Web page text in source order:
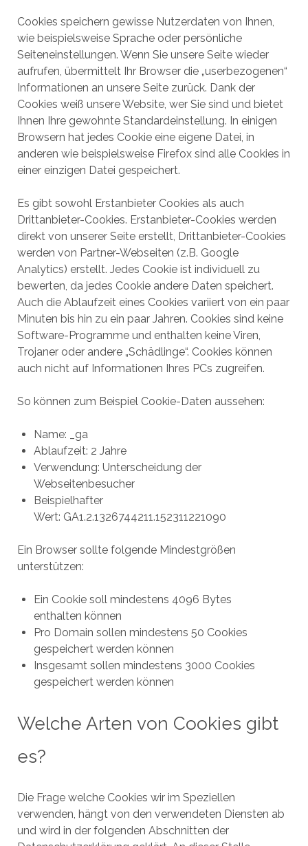
Cookies speichern gewisse Nutzerdaten von Ihnen,
wie beispielsweise Sprache oder persönliche
Seiteneinstellungen. Wenn Sie unsere Seite wieder
aufrufen, übermittelt Ihr Browser die „userbezogenen“
Informationen an unsere Seite zurück. Dank der
Cookies weiß unsere Website, wer Sie sind und bietet
Ihnen Ihre gewohnte Standardeinstellung. In einigen
Browsern hat jedes Cookie eine eigene Datei, in
anderen wie beispielsweise Firefox sind alle Cookies in
einer einzigen Datei gespeichert.
Es gibt sowohl Erstanbieter Cookies als auch
Drittanbieter-Cookies. Erstanbieter-Cookies werden
direkt von unserer Seite erstellt, Drittanbieter-Cookies
werden von Partner-Webseiten (z.B. Google
Analytics) erstellt. Jedes Cookie ist individuell zu
bewerten, da jedes Cookie andere Daten speichert.
Auch die Ablaufzeit eines Cookies variiert von ein paar
Minuten bis hin zu ein paar Jahren. Cookies sind keine
Software-Programme und enthalten keine Viren,
Trojaner oder andere „Schädlinge“. Cookies können
auch nicht auf Informationen Ihres PCs zugreifen.
So können zum Beispiel Cookie-Daten aussehen:
Name: _ga
Ablaufzeit: 2 Jahre
Verwendung: Unterscheidung der
Webseitenbesucher
Beispielhafter
Wert: GA1.2.1326744211.152311221090
Ein Browser sollte folgende Mindestgrößen
unterstützen:
Ein Cookie soll mindestens 4096 Bytes
enthalten können
Pro Domain sollen mindestens 50 Cookies
gespeichert werden können
Insgesamt sollen mindestens 3000 Cookies
gespeichert werden können
Welche Arten von Cookies gibt
es?
Die Frage welche Cookies wir im Speziellen
verwenden, hängt von den verwendeten Diensten ab
und wird in der folgenden Abschnitten der